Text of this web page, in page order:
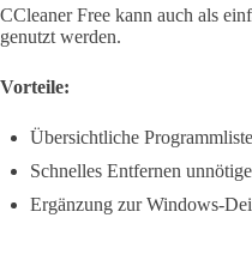
CCleaner Free kann auch als
genutzt werden.
Vorteile:
Übersichtliche Programmliste
Schnelles Entfernen
Ergänzung zur Windows-